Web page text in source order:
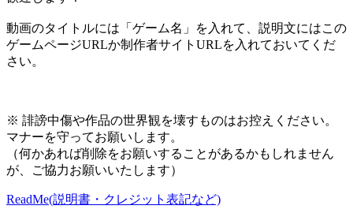
動画のタイトルには「ゲーム名」を入れて、説明文にはこの
ゲームページURLか制作者サイトURLを入れておいてくだ
さい。
※ 誹謗中傷や作品の世界観を壊すものはお控えください。
マナーを守ってお願いします。
（何かあれば削除をお願いすることがあるかもしれません
が、ご協力お願いいたします）
ReadMe(説明書・クレジット表記など)